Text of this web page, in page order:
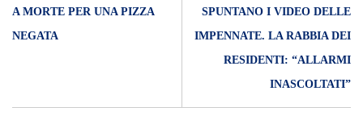
A MORTE PER UNA PIZZA
NEGATA
SPUNTANO I VIDEO DELLE
IMPENNATE. LA RABBIA DEI
RESIDENTI: “ALLARMI
INASCOLTATI”